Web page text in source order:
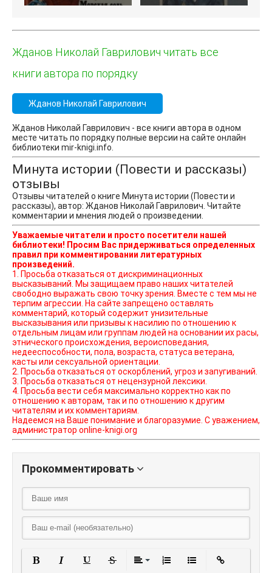
Жданов Николай Гаврилович читать все
книги автора по порядку
Жданов Николай Гаврилович
Жданов Николай Гаврилович - все книги автора в одном
месте читать по порядку полные версии на сайте онлайн
библиотеки mir-knigi.info.
Минута истории (Повести и рассказы)
отзывы
Отзывы читателей о книге Минута истории (Повести и
рассказы), автор: Жданов Николай Гаврилович. Читайте
комментарии и мнения людей о произведении.
Уважаемые читатели и просто посетители нашей
библиотеки! Просим Вас придерживаться определенных
правил при комментировании литературных
произведений.
1. Просьба отказаться от дискриминационных
высказываний. Мы защищаем право наших читателей
свободно выражать свою точку зрения. Вместе с тем мы не
терпим агрессии. На сайте запрещено оставлять
комментарий, который содержит унизительные
высказывания или призывы к насилию по отношению к
отдельным лицам или группам людей на основании их расы,
этнического происхождения, вероисповедания,
недееспособности, пола, возраста, статуса ветерана,
касты или сексуальной ориентации.
2. Просьба отказаться от оскорблений, угроз и запугиваний.
3. Просьба отказаться от нецензурной лексики.
4. Просьба вести себя максимально корректно как по
отношению к авторам, так и по отношению к другим
читателям и их комментариям.
Надеемся на Ваше понимание и благоразумие. С уважением,
администратор online-knigi.org
Прокомментировать